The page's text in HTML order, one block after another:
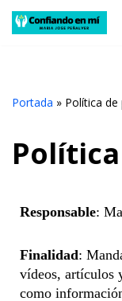
Portada » Política de
Responsable:
Finalidad:
vídeos, artículos
como